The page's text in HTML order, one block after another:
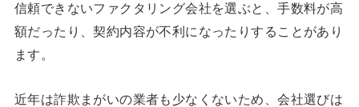
信頼できないファクタリング会社を選ぶと、手数料が高
額だったり、契約内容が不利になったりすることがあり
ます。
近年は詐欺まがいの業者も少なくないため、会社選びは